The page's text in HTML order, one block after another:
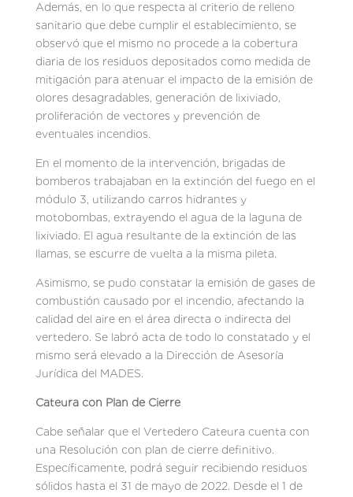
Además, en lo que respecta al criterio de relleno
sanitario que debe cumplir el establecimiento, se
observó que el mismo no procede a la cobertura
diaria de los residuos depositados como medida de
mitigación para atenuar el impacto de la emisión de
olores desagradables, generación de lixiviado,
proliferación de vectores y prevención de
eventuales incendios.
En el momento de la intervención, brigadas de
bomberos trabajaban en la extinción del fuego en el
módulo 3, utilizando carros hidrantes y
motobombas, extrayendo el agua de la laguna de
lixiviado. El agua resultante de la extinción de las
llamas, se escurre de vuelta a la misma pileta.
Asimismo, se pudo constatar la emisión de gases de
combustión causado por el incendio, afectando la
calidad del aire en el área directa o indirecta del
vertedero. Se labró acta de todo lo constatado y el
mismo será elevado a la Dirección de Asesoría
Jurídica del MADES.
Cateura con Plan de Cierre
Cabe señalar que el Vertedero Cateura cuenta con
una Resolución con plan de cierre definitivo.
Específicamente, podrá seguir recibiendo residuos
sólidos hasta el 31 de mayo de 2022. Desde el 1 de